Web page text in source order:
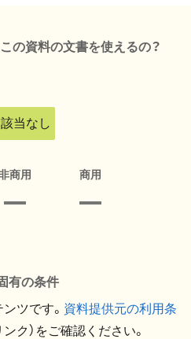
の資料の文書を使えるの？
該当なし
商用 商用
有の条件
ツです。 資料提供元の利用条
ク）をご確認ください。